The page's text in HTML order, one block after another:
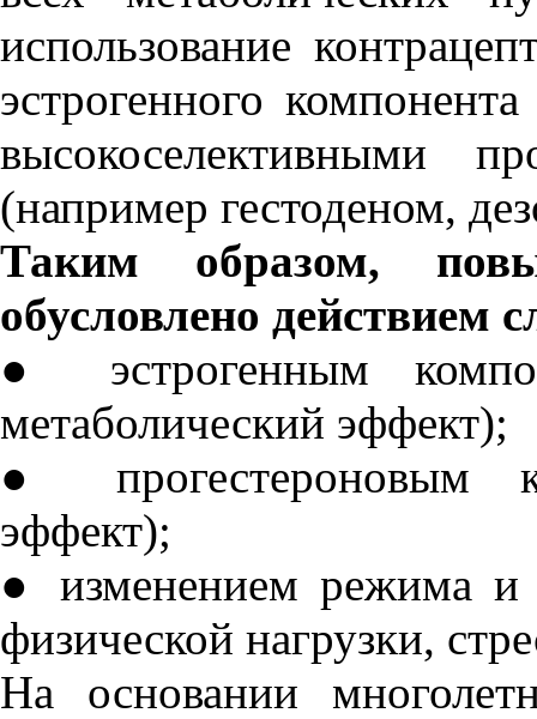
использование
эстрогенного
высокоселективными
(например гестоденом,
Таким образом,
обусловлено действием
● эстрогенным
метаболический эффект);
● прогестероновым
эффект);
● изменением режима и
физической нагрузки,
На основании